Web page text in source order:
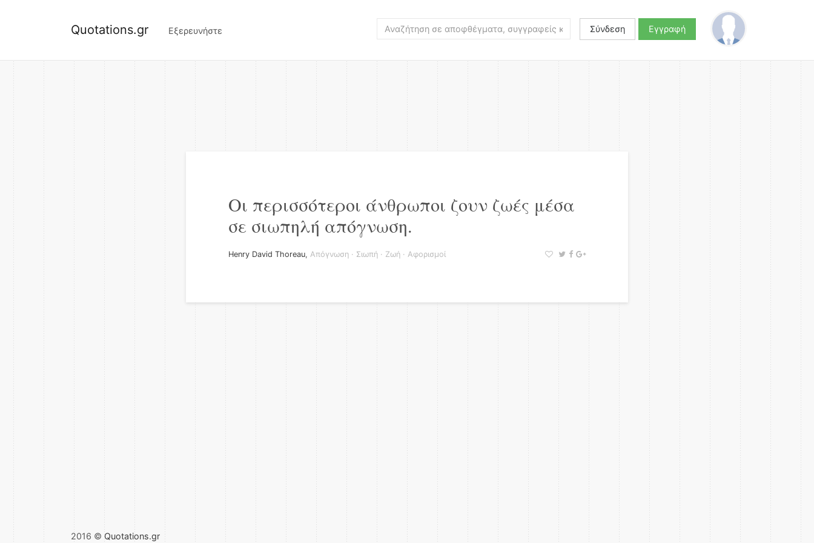
Quotations.gr Εξερευνήστε Σύνδεση Εγγραφή
Οι περισσότεροι άνθρωποι ζουν ζωές μέσα
σε σιωπηλή απόγνωση.
Henry David Thoreau, Απόγνωση · Σιωπή · Ζωή · Αφορισμοί
2016 © Quotations.gr